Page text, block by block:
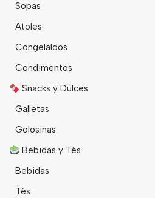
Sopas
Atoles
Congelaldos
Condimentos
Snacks y Dulces
Galletas
Golosinas
Bebidas y Tés
Bebidas
Tés